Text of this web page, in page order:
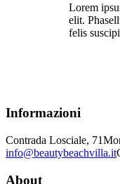
Lorem
elit.
felis
Informazioni
Contrada Losciale, 71
info@beautybeachvilla.it
About